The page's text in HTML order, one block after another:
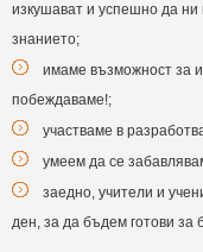
изкушават и успешно да ни
знанието;
имаме възможност за
побеждаваме!;
участваме в
умеем да се
заедно, учители и
ден, за да бъдем готови за